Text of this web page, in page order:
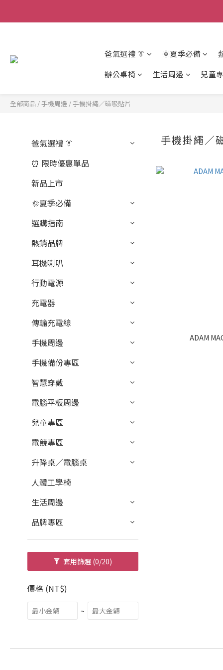
爸氣選禮 👔 🌞夏季必備
辦公桌椅
生活周邊 兒童
全部商品 /手機周邊 /手機掛繩／磁吸貼片
爸氣選禮 👔
⏰ 限時優惠單品
新品上市
🌞夏季必備
選購指南
熱銷品牌
耳機喇叭
行動電源
充電器
傳輸充電線
手機周邊
手機備份專區
智慧穿戴
電腦平板周邊
兒童專區
電競專區
升降桌／電腦桌
人體工學椅
生活周邊
品牌專區
套用篩選 (0/20)
價格 (NT$)
~
手機掛繩／
ADAM